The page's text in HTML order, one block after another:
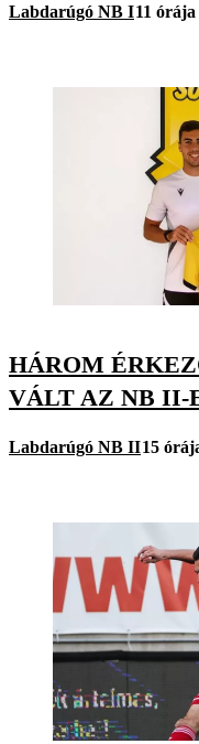
Labdarúgó NB I11 órája
HÁROM
VÁLT AZ NB II-
Labdarúgó NB II15